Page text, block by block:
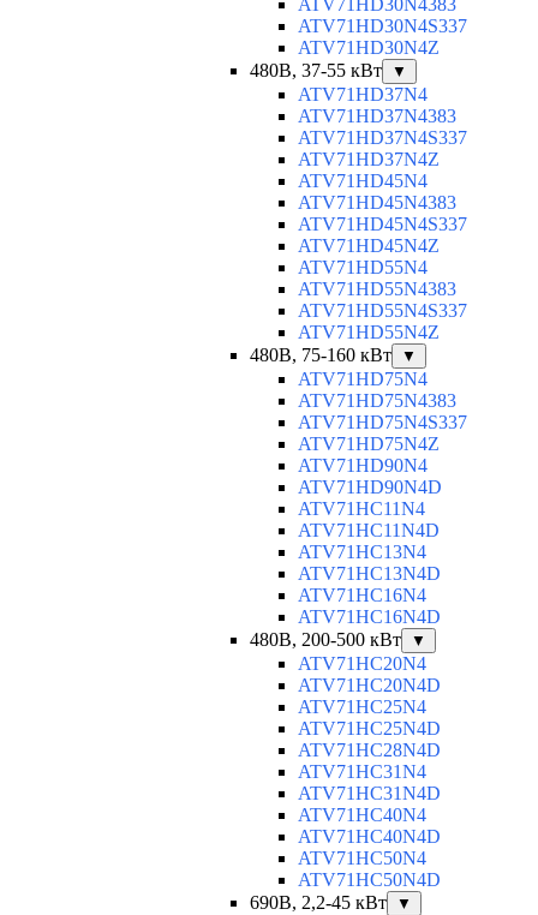
ATV71HD30N4383
ATV71HD30N4S337
ATV71HD30N4Z
480В, 37-55 кВт
▼
ATV71HD37N4
ATV71HD37N4383
ATV71HD37N4S337
ATV71HD37N4Z
ATV71HD45N4
ATV71HD45N4383
ATV71HD45N4S337
ATV71HD45N4Z
ATV71HD55N4
ATV71HD55N4383
ATV71HD55N4S337
ATV71HD55N4Z
480В, 75-160 кВт
▼
ATV71HD75N4
ATV71HD75N4383
ATV71HD75N4S337
ATV71HD75N4Z
ATV71HD90N4
ATV71HD90N4D
ATV71HC11N4
ATV71HC11N4D
ATV71HC13N4
ATV71HC13N4D
ATV71HC16N4
ATV71HC16N4D
480В, 200-500 кВт
▼
ATV71HC20N4
ATV71HC20N4D
ATV71HC25N4
ATV71HC25N4D
ATV71HC28N4D
ATV71HC31N4
ATV71HC31N4D
ATV71HC40N4
ATV71HC40N4D
ATV71HC50N4
ATV71HC50N4D
690В, 2,2-45 кВт
▼